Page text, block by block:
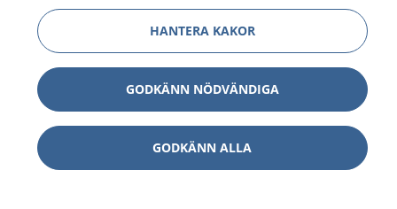
HANTERA KAKOR
GODKÄNN NÖDVÄNDIGA
GODKÄNN ALLA